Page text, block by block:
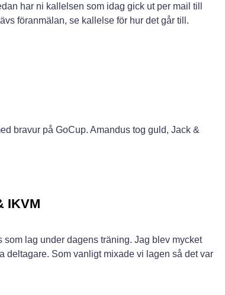
har ni kallelsen som idag gick ut per mail till
föranmälan, se kallelse för hur det går till.
bravur på GoCup. Amandus tog guld, Jack &
IKVM
lag under dagens träning. Jag blev mycket
deltagare. Som vanligt mixade vi lagen så det var